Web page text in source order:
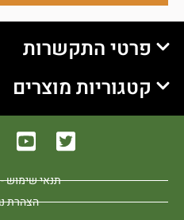
פרטי התקשרות
קטגוריות מוצרים
תנאי שימוש
הצהרת